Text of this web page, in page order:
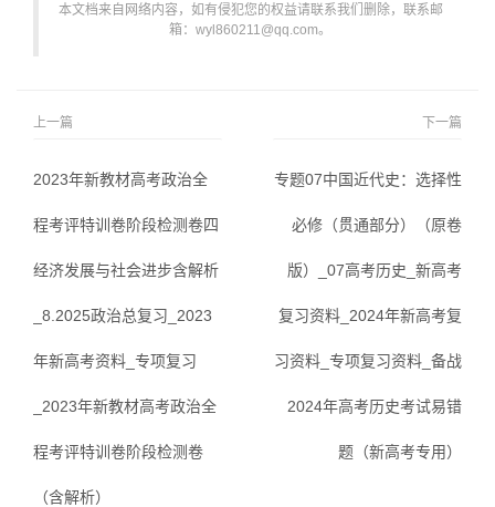
本文档来自网络内容，如有侵犯您的权益请联系我们删除，联系邮
箱：wyl860211@qq.com。
上一篇
2023年新教材高考政治全
程考评特训卷阶段检测卷四
经济发展与社会进步含解析
_8.2025政治总复习_2023
年新高考资料_专项复习
_2023年新教材高考政治全
程考评特训卷阶段检测卷
（含解析）
下一篇
专题07中国近代史：选择性
必修（贯通部分）（原卷
版）_07高考历史_新高考
复习资料_2024年新高考复
习资料_专项复习资料_备战
2024年高考历史考试易错
题（新高考专用）